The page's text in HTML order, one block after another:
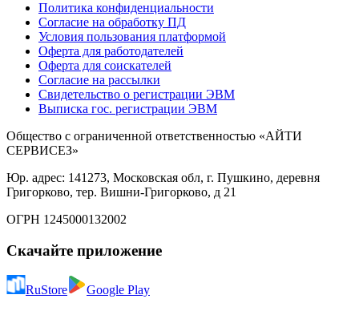
Политика конфиденциальности
Согласие на обработку ПД
Условия пользования платформой
Оферта для работодателей
Оферта для соискателей
Согласие на рассылки
Свидетельство о регистрации ЭВМ
Выписка гос. регистрации ЭВМ
Общество с ограниченной ответственностью «АЙТИ
СЕРВИСЕЗ»
Юр. адрес: 141273, Московская обл, г. Пушкино, деревня
Григорково, тер. Вишни-Григорково, д 21
ОГРН 1245000132002
Скачайте приложение
RuStore Google Play